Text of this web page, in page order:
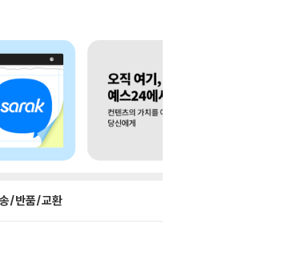
/반품/교환